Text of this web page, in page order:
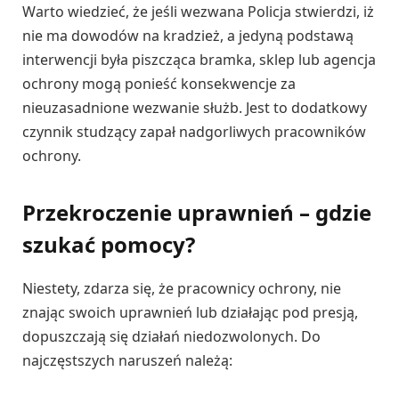
Warto wiedzieć, że jeśli wezwana Policja stwierdzi, iż
nie ma dowodów na kradzież, a jedyną podstawą
interwencji była piszcząca bramka, sklep lub agencja
ochrony mogą ponieść konsekwencje za
nieuzasadnione wezwanie służb. Jest to dodatkowy
czynnik studzący zapał nadgorliwych pracowników
ochrony.
Przekroczenie uprawnień – gdzie
szukać pomocy?
Niestety, zdarza się, że pracownicy ochrony, nie
znając swoich uprawnień lub działając pod presją,
dopuszczają się działań niedozwolonych. Do
najczęstszych naruszeń należą: